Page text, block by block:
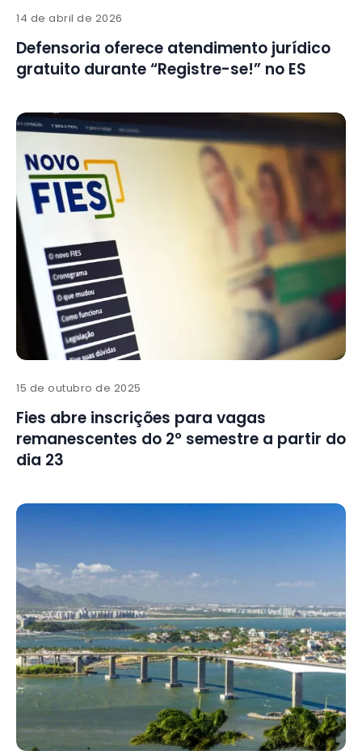
14 de abril de 2026
Defensoria oferece atendimento jurídico
gratuito durante “Registre-se!” no ES
15 de outubro de 2025
Fies abre inscrições para vagas
remanescentes do 2º semestre a partir do
dia 23